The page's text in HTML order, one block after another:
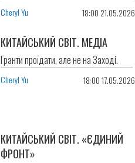
Cheryl Yu 18:00 21.05.2026
КИТАЙСЬКИЙ СВІТ. МЕДІА
Гранти проїдати, але не на Заході.
Cheryl Yu 18:00 17.05.2026
КИТАЙСЬКИЙ СВІТ. «ЄДИНИЙ
ФРОНТ»